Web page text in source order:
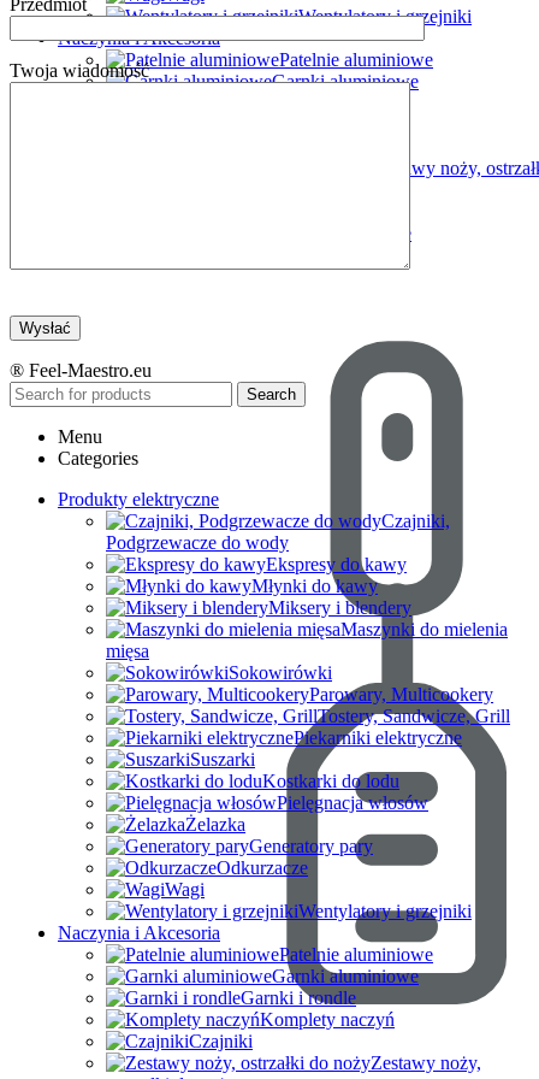
Wentylatory i grzejniki
Naczynia i Akcesoria
Patelnie aluminiowe
Garnki aluminiowe
Zestawy noży,
Zestawy kuchenne
Twoja wiadomość
® Feel-Maestro.eu
Search
Menu
Categories
Produkty elektryczne
Czajniki,
Podgrzewacze do wody
Ekspresy do kawy
Młynki do kawy
Miksery i blendery
Maszynki do mielenia
mięsa
Sokowirówki
Parowary, Multicookery
Tostery, Sandwicze, Grill
Piekarniki elektryczne
Suszarki
Kostkarki do lodu
Pielęgnacja włosów
Żelazka
Generatory pary
Odkurzacze
Wagi
Wentylatory i grzejniki
Naczynia i Akcesoria
Patelnie aluminiowe
Garnki aluminiowe
Garnki i rondle
Komplety naczyń
Czajniki
Zestawy noży,